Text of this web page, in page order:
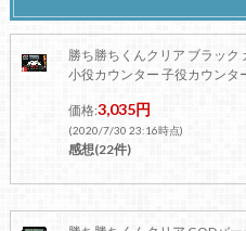
勝ち勝ちくんクリア ブラック
小役カウンター 子役カウンタ
価格:3,035円
(2020/7/30 23:16時点)
感想(22件)